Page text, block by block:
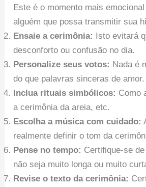
Este é o momento mais
alguém que possa transmitir sua
Ensaie a cerimônia: Isto evitará
desconforto ou confusão no dia.
Personalize seus votos: Nada é
do que palavras sinceras de amor.
Inclua rituais simbólicos: Como
a cerimônia da areia, etc.
Escolha a música com cuidado:
realmente definir o tom da
Pense no tempo: Certifique-se
não seja muito longa ou muito
Revise o texto da cerimônia: